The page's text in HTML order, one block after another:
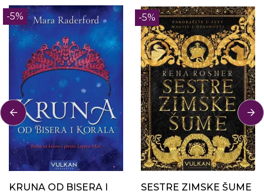
-5%
KRUNA OD BISERA I
-5%
SESTRE ZIMSKE ŠUME